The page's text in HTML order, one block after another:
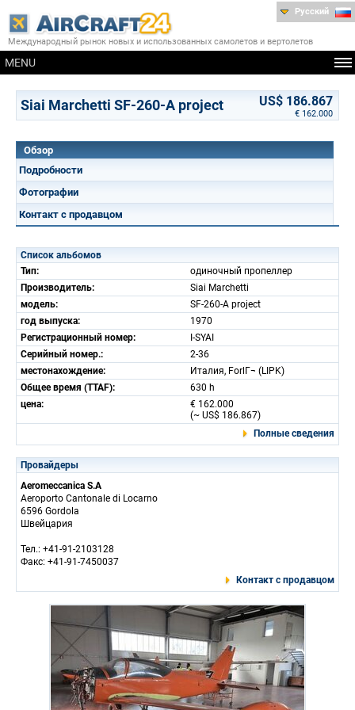
Международный рынок новых и использованных самолетов и вертолетов
MENU
Русский
Siai Marchetti SF-260-A project US$ 186.867
€ 162.000
Обзор
Подробности
Фотографии
Контакт с продавцом
Список альбомов
Тип:
одиночный пропеллер
Производитель:
Siai Marchetti
модель:
SF-260-A project
год выпуска:
1970
Регистрационный номер:
I-SYAI
Серийный номер.:
2-36
местонахождение:
Италия, ForlГ¬ (LIPK)
Общее время (TTAF):
630 h
цена:
€ 162.000
(~ US$ 186.867)
Полные сведения
Провайдеры
Aeromeccanica S.A
Aeroporto Cantonale di Locarno
6596 Gordola
Швейцария
Тел.: +41-91-2103128
Факс: +41-91-7450037
Контакт с продавцом